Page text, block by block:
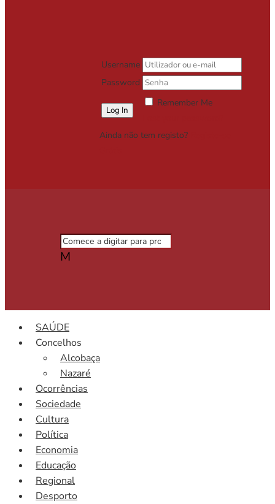
Username
Password
Remember Me
Ainda não tem registo?
M
SAÚDE
Concelhos
Alcobaça
Nazaré
Ocorrências
Sociedade
Cultura
Política
Economia
Educação
Regional
Desporto